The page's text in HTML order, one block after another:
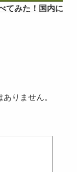
てみた！国内に
りません。